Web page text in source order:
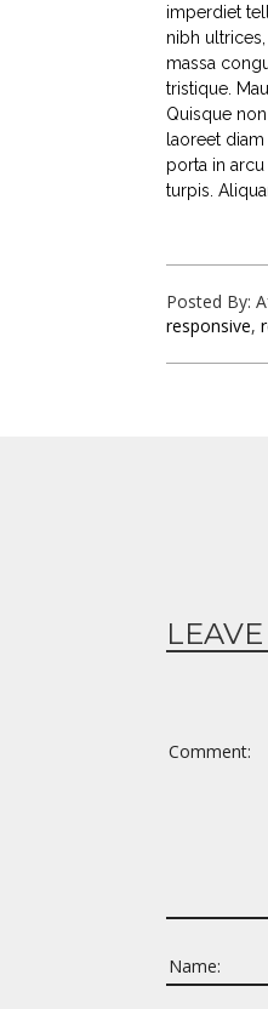
imperdiet
nibh
massa
tristique.
Quisque
laoreet
porta in
turpis.
Posted By:
responsive,